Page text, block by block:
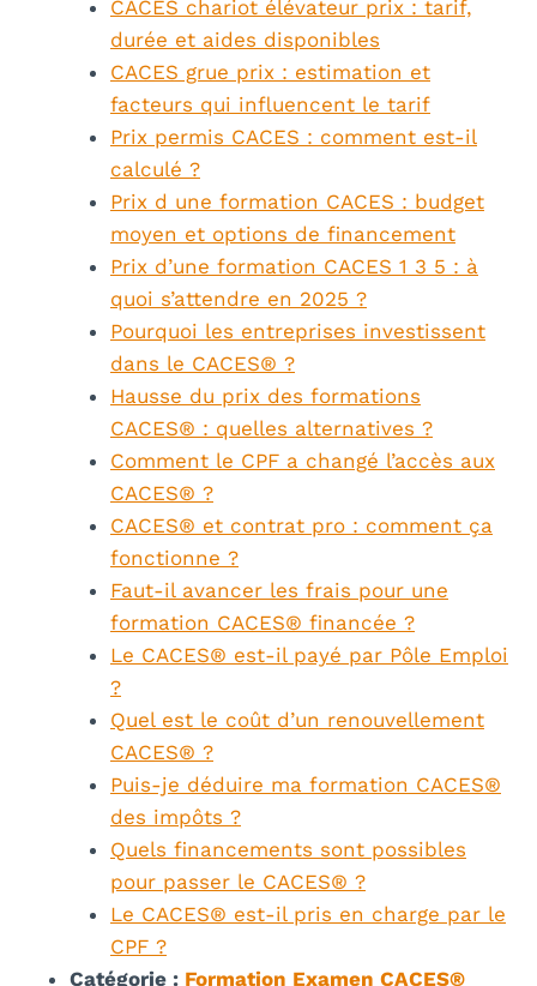
CACES chariot élévateur prix : tarif,
durée et aides disponibles
CACES grue prix : estimation et
facteurs qui influencent le tarif
Prix permis CACES : comment est-il
calculé ?
Prix d une formation CACES : budget
moyen et options de financement
Prix d’une formation CACES 1 3 5 : à
quoi s’attendre en 2025 ?
Pourquoi les entreprises investissent
dans le CACES® ?
Hausse du prix des formations
CACES® : quelles alternatives ?
Comment le CPF a changé l’accès aux
CACES® ?
CACES® et contrat pro : comment ça
fonctionne ?
Faut-il avancer les frais pour une
formation CACES® financée ?
Le CACES® est-il payé par Pôle Emploi
?
Quel est le coût d’un renouvellement
CACES® ?
Puis-je déduire ma formation CACES®
des impôts ?
Quels financements sont possibles
pour passer le CACES® ?
Le CACES® est-il pris en charge par le
CPF ?
Catégorie : Formation Examen CACES®